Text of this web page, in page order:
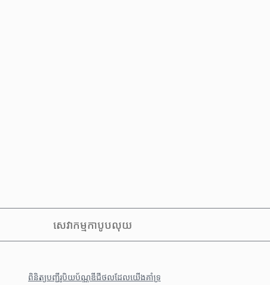
សេវាកម្មកាបូបលុយ
ពិនិត្យបញ្ជីរូបិយប័ណ្ណឌីជីថលដែលយើងគាំទ្រ